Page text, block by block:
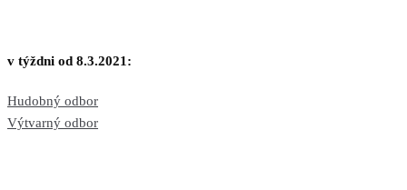
v týždni od 8.3.2021:
Hudobný odbor
Výtvarný odbor